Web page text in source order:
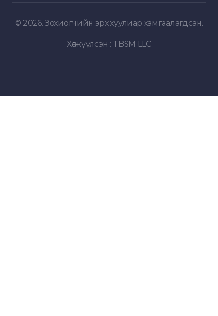
© 2026. Зохиогчийн эрх хуулиар хамгаалагдсан.
Хөгжүүлсэн : TBSM LLC